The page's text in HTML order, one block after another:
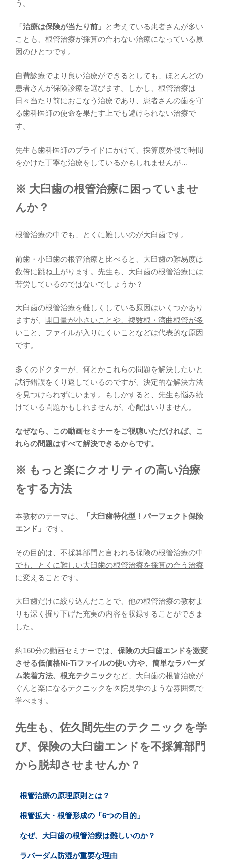
う。
「治療は保険が当たり前」 と考えている患者さんが多い
ことも、根管治療が採算の合わない治療になっている原
因のひとつです。
自費診療でより良い治療ができるとしても、ほとんどの
患者さんが保険診療を選びます。しかし、根管治療は
日々当たり前におこなう治療であり、患者さんの歯を守
る歯科医師の使命を果たす上でも避けられない治療で
す。
先生も歯科医師のプライドにかけて、採算度外視で時間
をかけた丁寧な治療をしているかもしれませんが…
※ 大臼歯の根管治療に困っていませ
んか？
根管治療の中でも、とくに難しいのが大臼歯です。
前歯・小臼歯の根管治療と比べると、大臼歯の難易度は
数倍に跳ね上がります。先生も、大臼歯の根管治療には
苦労しているのではないでしょうか？
大臼歯の根管治療を難しくしている原因はいくつかあり
ますが、 開口量が小さいことや、複数根・湾曲根管が多
いこと、ファイルが入りにくいことなどは代表的な原因
です。
多くのドクターが、何とかこれらの問題を解決したいと
試行錯誤をくり返しているのですが、決定的な解決方法
を見つけられずにいます。もしかすると、先生も悩み続
けている問題かもしれませんが、心配はいりません。
なぜなら、この動画セミナーをご視聴いただければ、こ
れらの問題はすべて解決できるからです。
※ もっと楽にクオリティの高い治療
をする方法
本教材のテーマは、
「大臼歯特化型！パーフェクト保険
エンド」 です。
その目的は、不採算部門と言われる保険の根管治療の中
でも、とくに難しい大臼歯の根管治療を採算の合う治療
に変えることです。
大臼歯だけに絞り込んだことで、他の根管治療の教材よ
りも深く掘り下げた充実の内容を収録することができま
した。
約160分の動画セミナーでは、保険の大臼歯エンドを激変
させる低価格Ni-Tiファイルの使い方や、簡単なラバーダ
ム装着方法、根充テクニックなど、大臼歯の根管治療が
ぐんと楽になるテクニックを医院見学のような雰囲気で
学べます。
先生も、佐久間先生のテクニックを学
び、保険の大臼歯エンドを不採算部門
から脱却させませんか？
根管治療の原理原則とは？
根管拡大・根管形成の「6つの目的」
なぜ、大臼歯の根管治療は難しいのか？
ラバーダム防湿が重要な理由